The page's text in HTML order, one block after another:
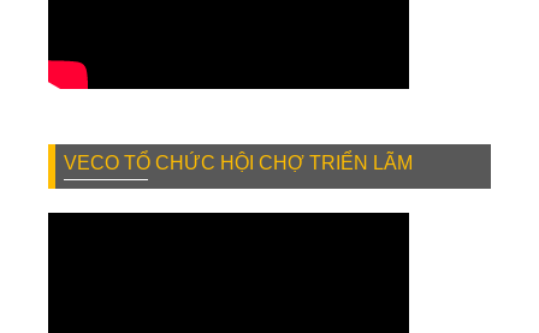
VECO TỔ CHỨC HỘI CHỢ TRIỂN LÃM